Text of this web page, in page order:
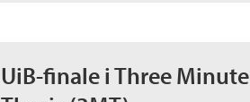
UiB-finale i Three Minute